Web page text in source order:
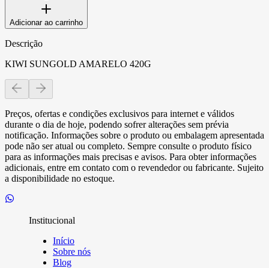
Adicionar ao carrinho
Descrição
KIWI SUNGOLD AMARELO 420G
Preços, ofertas e condições exclusivos para internet e válidos
durante o dia de hoje, podendo sofrer alterações sem prévia
notificação. Informações sobre o produto ou embalagem apresentada
pode não ser atual ou completo. Sempre consulte o produto físico
para as informações mais precisas e avisos. Para obter informações
adicionais, entre em contato com o revendedor ou fabricante. Sujeito
a disponibilidade no estoque.
Institucional
Início
Sobre nós
Blog